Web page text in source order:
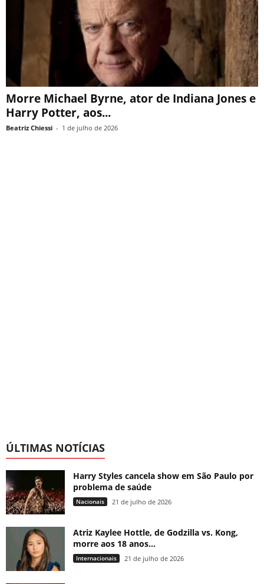
Morre Michael Byrne, ator de Indiana Jones e
Harry Potter, aos...
Beatriz Chiessi - 1 de julho de 2026
ÚLTIMAS NOTÍCIAS
Harry Styles cancela show em São Paulo por
problema de saúde
Nacionais 21 de julho de 2026
Atriz Kaylee Hottle, de Godzilla vs. Kong,
morre aos 18 anos...
Internacionais 21 de julho de 2026